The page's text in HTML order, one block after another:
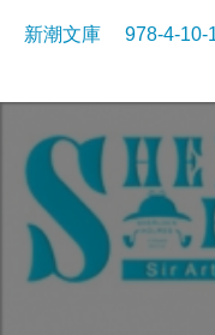
新潮文庫 978-4-